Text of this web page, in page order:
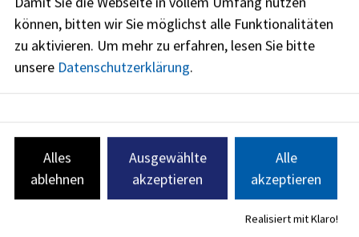
jetzt geschlossen
Montag:
08:30-12:00Uhr
Dienstag:
Donnerstag:
-14:00
Freitag:
08:30-12:00Uhr
Montag: individuelle Terminvereinbarung von 15:00 – 18:00
können, bitten wir Sie möglichst alle Funktionalitäten
zu aktivieren. Um mehr zu erfahren, lesen Sie bitte
unsere Datenschutzerklärung.
Alles
ablehnen
Ausgewählte
akzeptieren
Alle
akzeptieren
Realisiert mit Klaro!